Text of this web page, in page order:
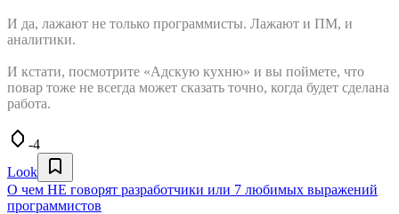
И да, лажают не только программисты. Лажают и ПМ, и
аналитики.
И кстати, посмотрите «Адскую кухню» и вы поймете, что
повар тоже не всегда может сказать точно, когда будет сделана
работа.
-4
Look
О чем НЕ говорят разработчики или 7 любимых выражений
программистов